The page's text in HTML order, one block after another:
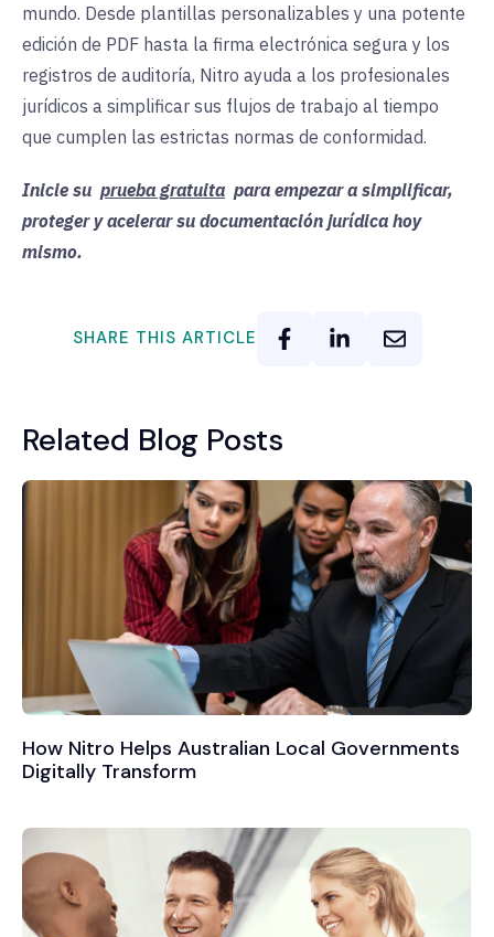
mundo. Desde plantillas personalizables y una potente
edición de PDF hasta la firma electrónica segura y los
registros de auditoría, Nitro ayuda a los profesionales
jurídicos a simplificar sus flujos de trabajo al tiempo
que cumplen las estrictas normas de conformidad.
Inicie su prueba gratuita para empezar a simplificar,
proteger y acelerar su documentación jurídica hoy
mismo.
SHARE THIS ARTICLE
Related Blog Posts
How Nitro Helps Australian Local Governments
Digitally Transform